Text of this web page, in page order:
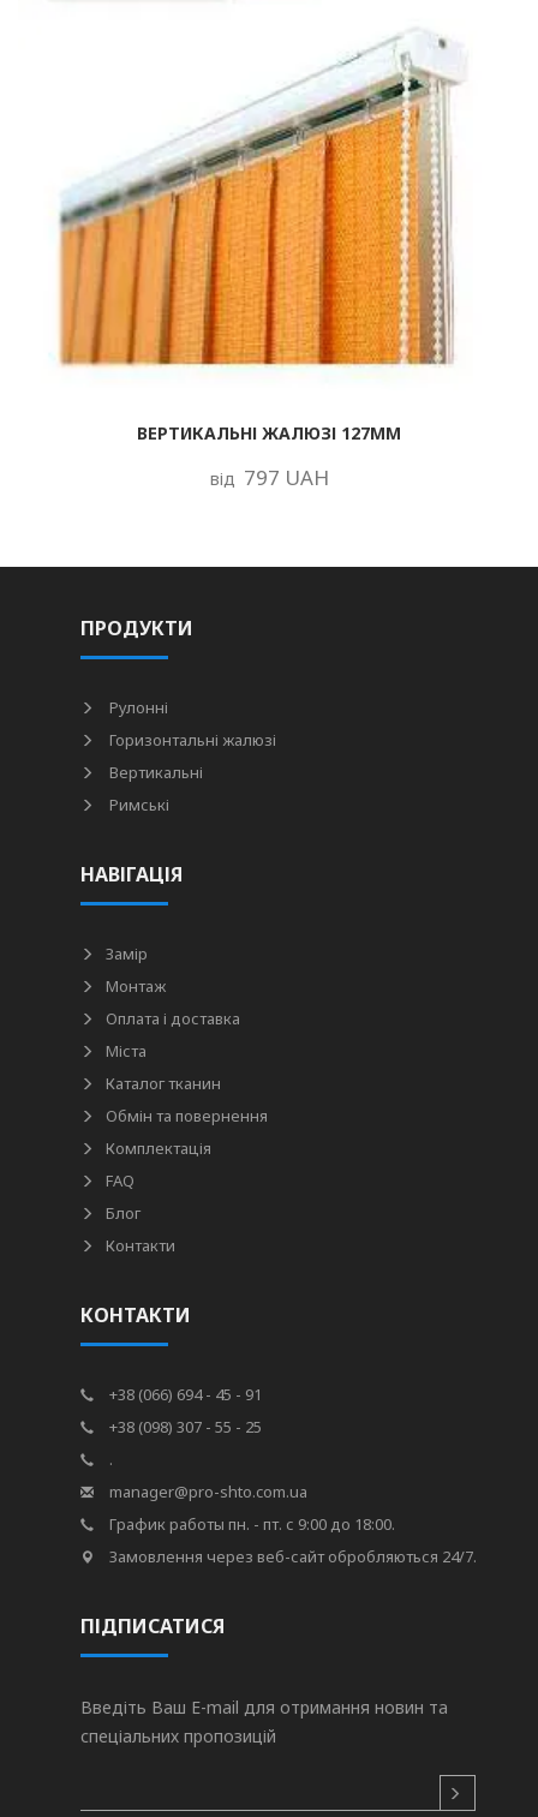
ВЕРТИКАЛЬНІ ЖАЛЮЗІ 127ММ
від 797 UAH
ПРОДУКТИ
Рулонні
Горизонтальні жалюзі
Вертикальні
Римські
НАВІГАЦІЯ
Замір
Монтаж
Оплата і доставка
Міста
Каталог тканин
Обмін та повернення
Комплектація
FAQ
Блог
Контакти
КОНТАКТИ
+38 (066) 694 - 45 - 91
+38 (098) 307 - 55 - 25
.
manager@pro-shto.com.ua
График работы пн. - пт. с 9:00 до 18:00.
Замовлення через веб-сайт обробляються 24/7.
ПІДПИСАТИСЯ
Введіть Ваш E-mail для отримання новин та
спеціальних пропозицій